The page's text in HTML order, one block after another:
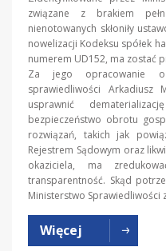
związane z brakiem
nienotowanych skłoniły
nowelizacji Kodeksu spółek
numerem UD152, ma zostać
Za jego opracowanie
sprawiedliwości Arkadiusz
usprawnić
bezpieczeństwo obrotu
rozwiązań, takich jak
Rejestrem Sądowym oraz
okaziciela, ma
transparentność. Skąd
Ministerstwo Sprawiedliwości
Więcej